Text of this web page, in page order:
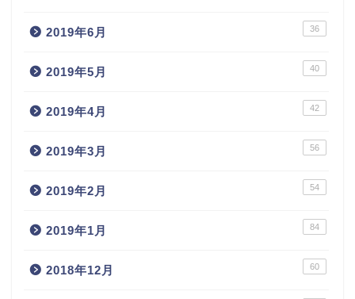
2019年6月 36
2019年5月 40
2019年4月 42
2019年3月 56
2019年2月 54
2019年1月 84
2018年12月 60